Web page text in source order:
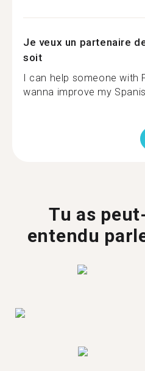
Je veux un partenaire
soit
I can help someone with
wanna improve my
Tu as
entendu